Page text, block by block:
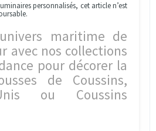
personnalisés, cet article n’est
maritime de
avec nos collections
pour décorer la
de Coussins,
ou Coussins